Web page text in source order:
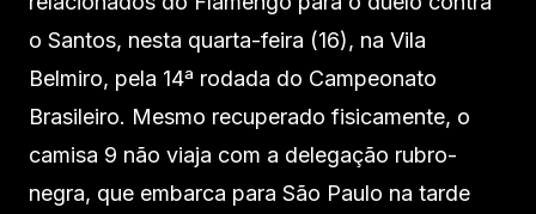
o Santos, nesta quarta-feira (16), na Vila
Belmiro, pela 14ª rodada do Campeonato
Brasileiro. Mesmo recuperado fisicamente, o
camisa 9 não viaja com a delegação rubro-
negra, que embarca para São Paulo na tarde